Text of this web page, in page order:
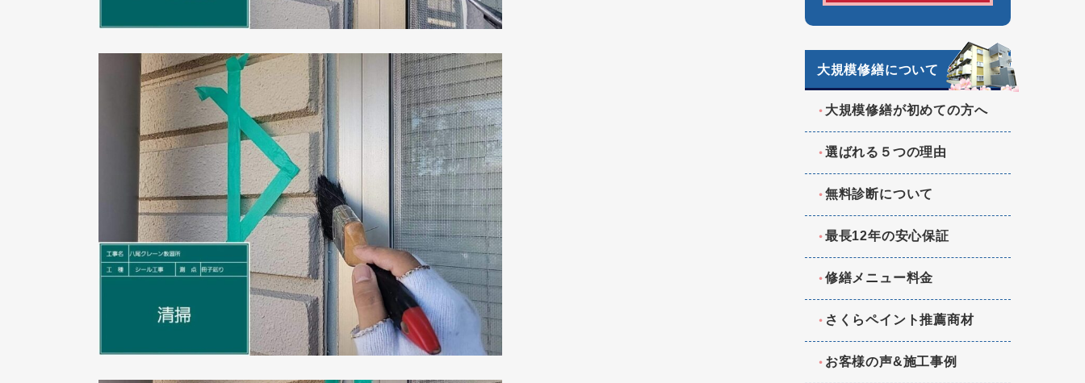
大規模修繕について
大規模修繕が初めての方へ
選ばれる５つの理由
無料診断について
最長12年の安心保証
修繕メニュー料金
さくらペイント推薦商材
お客様の声&施工事例